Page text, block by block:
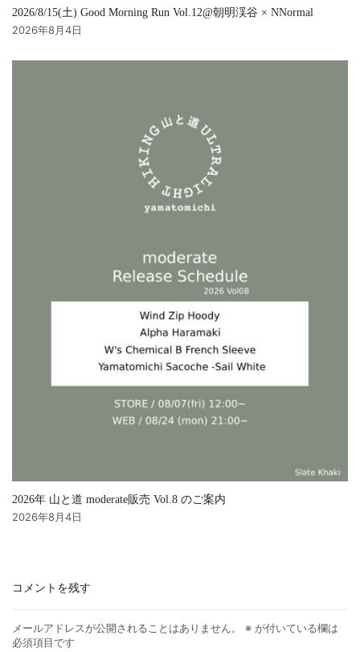
2026/8/15(土) Good Morning Run Vol.12@朝明渓谷 × NNormal
2026年8月4日
2026年 山と道 moderate販売 Vol.8 のご案内
2026年8月4日
コメントを残す
メールアドレスが公開されることはありません。 ※ が付いている欄は
必須項目です